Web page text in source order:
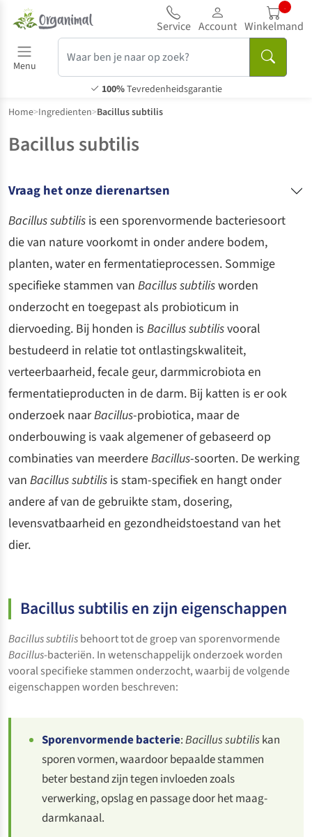
Service Account
..
Winkelmand
Menu
100%Tevredenheidsgarantie
Home>Ingredienten>Bacillus subtilis
Bacillus subtilis
Vraag het onze dierenartsen
Bacillus subtilis is een sporenvormende bacteriesoort
die van nature voorkomt in onder andere bodem,
planten, water en fermentatieprocessen. Sommige
specifieke stammen van Bacillus subtilisworden
onderzocht en toegepast als probioticum in
diervoeding. Bij honden is Bacillus subtilisvooral
bestudeerd in relatie tot ontlastingskwaliteit,
verteerbaarheid, fecale geur, darmmicrobiota en
fermentatieproducten in de darm. Bij katten is er ook
onderzoek naarBacillus-probiotica, maar de
onderbouwing is vaak algemener of gebaseerd op
combinaties van meerdereBacillus-soorten. De werking
van Bacillus subtilis is stam-specifiek en hangt onder
andere af van de gebruikte stam, dosering,
levensvatbaarheid en gezondheidstoestand van het
dier.
Bacillus subtilis en zijn eigenschappen
Bacillus subtilisbehoort tot de groep van sporenvormende
Bacillus-bacteriën. In wetenschappelijk onderzoek worden
vooral specifieke stammen onderzocht, waarbij de volgende
eigenschappen worden beschreven:
Sporenvormende bacterie:Bacillus subtiliskan
sporen vormen, waardoor bepaalde stammen
beter bestand zijn tegen invloeden zoals
verwerking, opslag en passage door het maag-
darmkanaal.